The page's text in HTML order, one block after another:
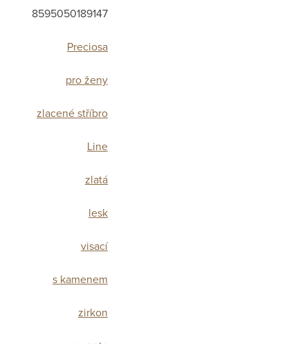
8595050189147
Preciosa
pro ženy
zlacené stříbro
Line
zlatá
lesk
visací
s kamenem
zirkon